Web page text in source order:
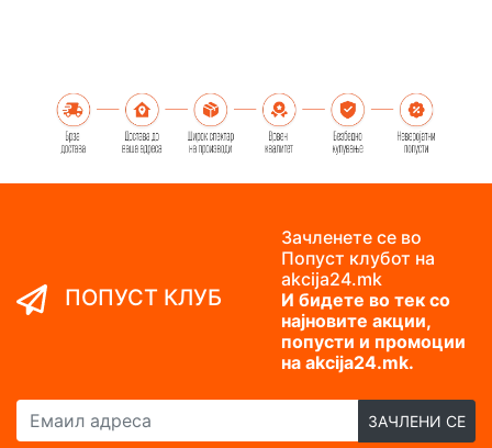
ПОПУСТ КЛУБ
Зачленете се во
Попуст клубот на
akcija24.mk
И бидете во тек со
најновите акции,
попусти и промоции
на akcija24.mk.
Емаил адреса
ЗАЧЛЕНИ СЕ